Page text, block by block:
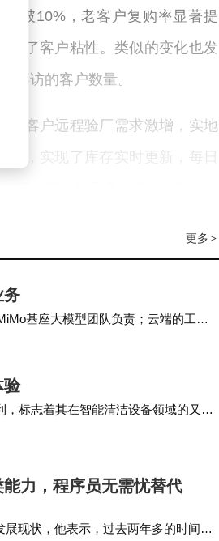
破10%，老客户复购率显著提
强了客户粘性。类似的变化也发
拜访的客户数量。
，客户远程验厂需求激增，实地
，实现了库存实时更新，每日
挂载至“楼宇名片”平台后，凭借
区、商业广场及专业市场。通
程可视化，从库存管理到客户
化技术研发，助力更多企业完
更多 >
务
基座大模型团队负责；云端的工程
等子业务部门的…
验
，标志着其在智能清洁设备领域的又一
奠定了坚实…
力，程序员无需忧替代
现状，他表示，过去两年多的时间